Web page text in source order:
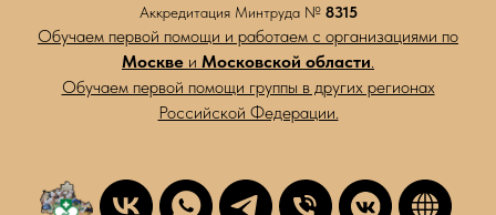
Аккредитация Минтруда №8315
Обучаем первой помощи и работаем с организациями по
Москве и Московской области.
Обучаем первой помощи группы в других регионах
Российской Федерации.